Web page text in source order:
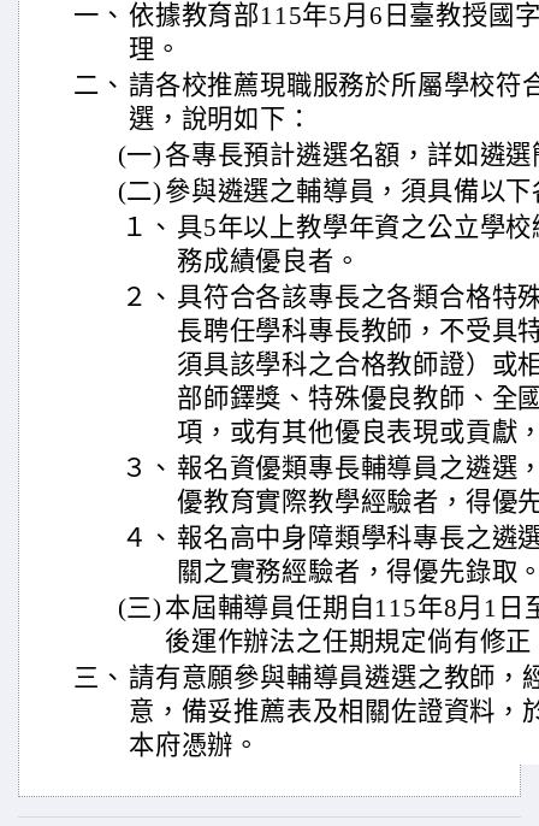
一、 依據教育部115年5月6日臺教授國
理。
二、 請各校推薦現職服務於所屬學校符
選，說明如下：
(一)各專長預計遴選名額，詳如遴選
(二) 參與遴選之輔導員，須具備以
１、 具5年以上教學年資之公立學
務成績優良者。
２、 具符合各該專長之各類合格特
長聘任學科專長教師，不受具
須具該學科之合格教師證）或
部師鐸獎、特殊優良教師、全
項，或有其他優良表現或貢獻
３、 報名資優類專長輔導員之遴選
優教育實際教學經驗者，得優
４、 報名高中身障類學科專長之遴
關之實務經驗者，得優先錄取
(三) 本屆輔導員任期自115年8月1日
後運作辦法之任期規定倘有修
三、 請有意願參與輔導員遴選之教師，
意，備妥推薦表及相關佐證資料，
本府憑辦。